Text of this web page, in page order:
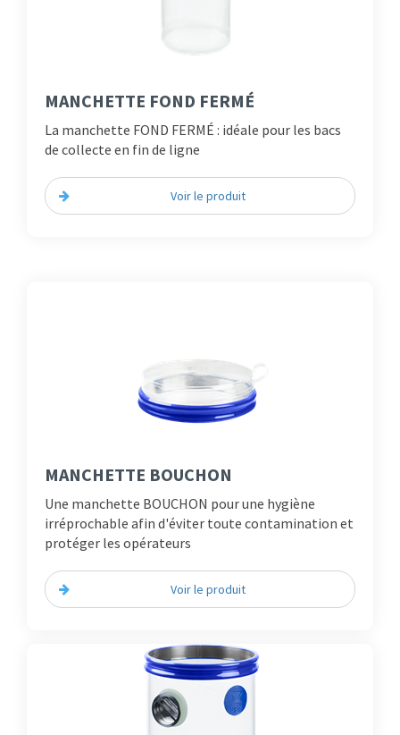
MANCHETTE FOND FERMÉ
La manchette FOND FERMÉ : idéale pour les bacs
de collecte en fin de ligne
Voir le produit
MANCHETTE BOUCHON
Une manchette BOUCHON pour une hygiène
irréprochable afin d'éviter toute contamination et
protéger les opérateurs
Voir le produit